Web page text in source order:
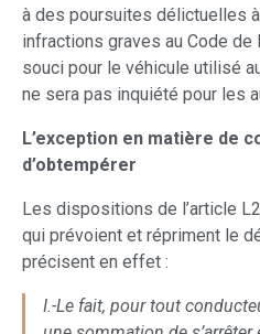
à des poursuites délictuelles
infractions graves au Code de
souci pour le véhicule utilisé
ne sera pas inquiété pour les
L’exception en matière de
d’obtempérer
Les dispositions de l’article
qui prévoient et répriment le
précisent en effet :
I.-Le fait, pour tout